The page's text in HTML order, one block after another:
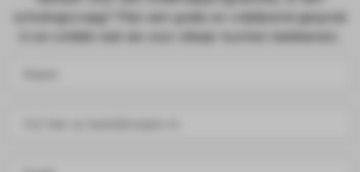
scholingsvraag? Plan een gratis en vrijblijvend gesprek